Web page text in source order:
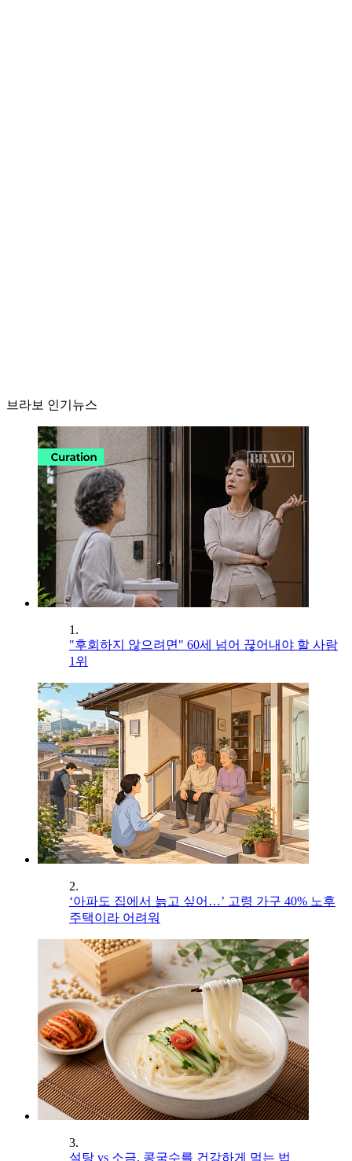
브라보 인기뉴스
1.
"후회하지 않으려면" 60세 넘어 끊어내야 할 사람
1위
2.
‘아파도 집에서 늙고 싶어…’ 고령 가구 40% 노후
주택이라 어려워
3.
설탕 vs 소금, 콩국수를 건강하게 먹는 법